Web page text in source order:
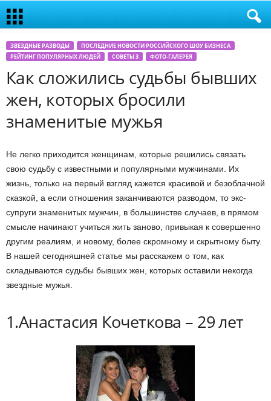
ЗВЕЗДНЫЕ РАЗВОДЫ
ПОСЛЕДНИЕ НОВОСТИ РОССИЙСКОГО ШОУ БИЗНЕСА
РЕЙТИНГ ПОПУЛЯРНЫХ ЛЮДЕЙ
СОВЕТЫ 3 ФОТО-ГАЛЕРЕЯ
Как сложились судьбы бывших
жен, которых бросили
знаменитые мужья
Не легко приходится женщинам, которые решились связать
свою судьбу с известными и популярными мужчинами. Их
жизнь, только на первый взгляд кажется красивой и безоблачной
сказкой, а если отношения заканчиваются разводом, то экс-
супруги знаменитых мужчин, в большинстве случаев, в прямом
смысле начинают учиться жить заново, привыкая к совершенно
другим реалиям, и новому, более скромному и скрытному быту.
В нашей сегодняшней статье мы расскажем о том, как
складываются судьбы бывших жен, которых оставили некогда
звездные мужья.
1.Анастасия Кочеткова – 29 лет